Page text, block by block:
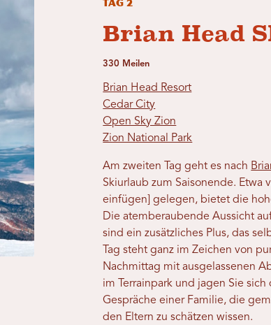
Tag 2
Brian Head
330 Meilen
Brian Head Resort
Cedar City
Open Sky Zion
Zion National Park
Am zweiten Tag geht es nach
Skiurlaub zum Saisonende.
einfügen] gelegen, bietet die
Die atemberaubende Aussicht
sind ein zusätzliches Plus, das
Tag steht ganz im Zeichen von
Nachmittag mit ausgelassenen
im Terrainpark und jagen Sie
Gespräche einer Familie, die
den Eltern zu schätzen wissen.